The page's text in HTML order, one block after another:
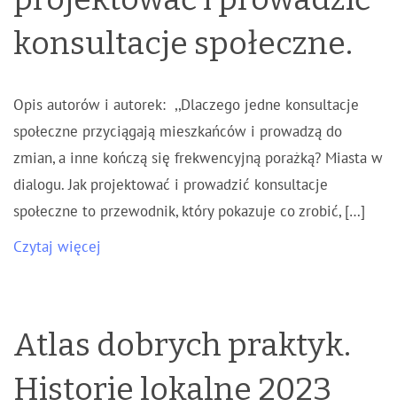
konsultacje społeczne.
Opis autorów i autorek: ,,Dlaczego jedne konsultacje
społeczne przyciągają mieszkańców i prowadzą do
zmian, a inne kończą się frekwencyjną porażką? Miasta w
dialogu. Jak projektować i prowadzić konsultacje
społeczne to przewodnik, który pokazuje co zrobić, […]
Czytaj więcej
Atlas dobrych praktyk.
Historie lokalne 2023